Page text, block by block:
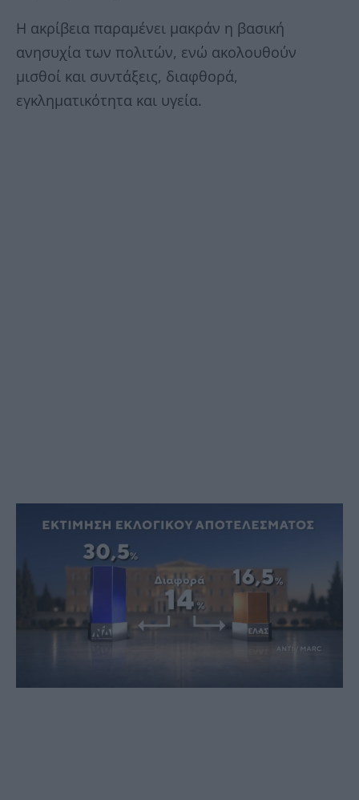
Η ακρίβεια παραμένει μακράν η βασική
ανησυχία των πολιτών, ενώ ακολουθούν
μισθοί και συντάξεις, διαφθορά,
εγκληματικότητα και υγεία.